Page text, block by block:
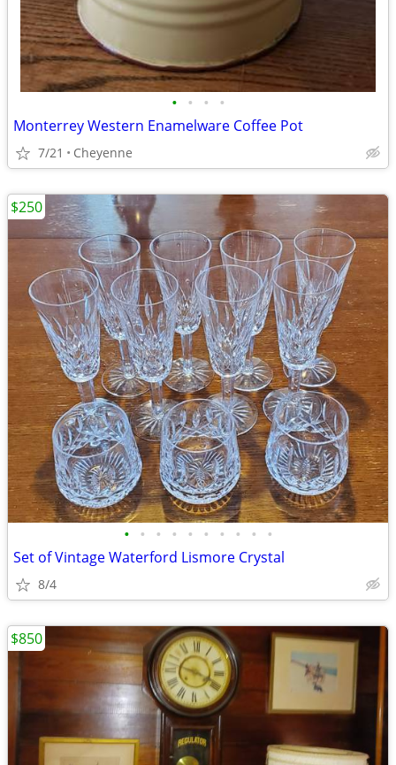
• • • •
Monterrey Western Enamelware Coffee Pot
7/21 Cheyenne
• • • • • • • • • •
Set of Vintage Waterford Lismore Crystal
8/4
$250
$850